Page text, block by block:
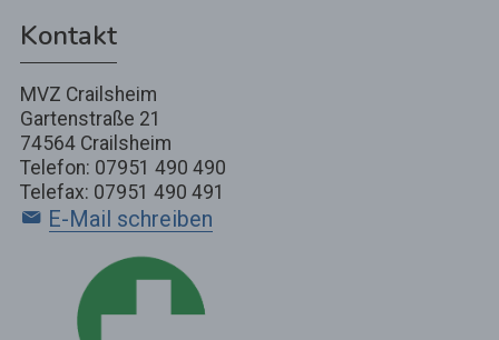
Kontakt
MVZ Crailsheim
Gartenstraße 21
74564 Crailsheim
Telefon: 07951 490 490
Telefax: 07951 490 491
E-Mail schreiben